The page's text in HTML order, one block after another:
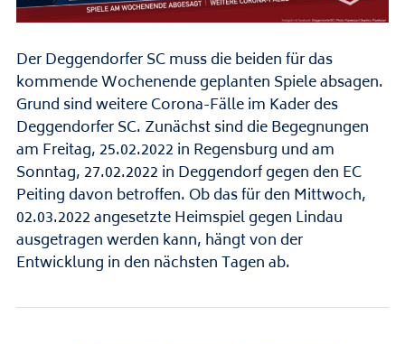
Der Deggendorfer SC muss die beiden für das
kommende Wochenende geplanten Spiele absagen.
Grund sind weitere Corona-Fälle im Kader des
Deggendorfer SC. Zunächst sind die Begegnungen
am Freitag, 25.02.2022 in Regensburg und am
Sonntag, 27.02.2022 in Deggendorf gegen den EC
Peiting davon betroffen. Ob das für den Mittwoch,
02.03.2022 angesetzte Heimspiel gegen Lindau
ausgetragen werden kann, hängt von der
Entwicklung in den nächsten Tagen ab.